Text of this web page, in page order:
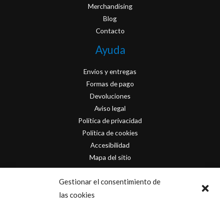
Gestionar el consentimiento de
las cookies
Merchandising
Blog
Contacto
Ayuda
Envios y entregas
Formas de pago
Devoluciones
Aviso legal
Política de privacidad
Política de cookies
Accesibilidad
Mapa del sitio
Contacto
info@originofcomics.com